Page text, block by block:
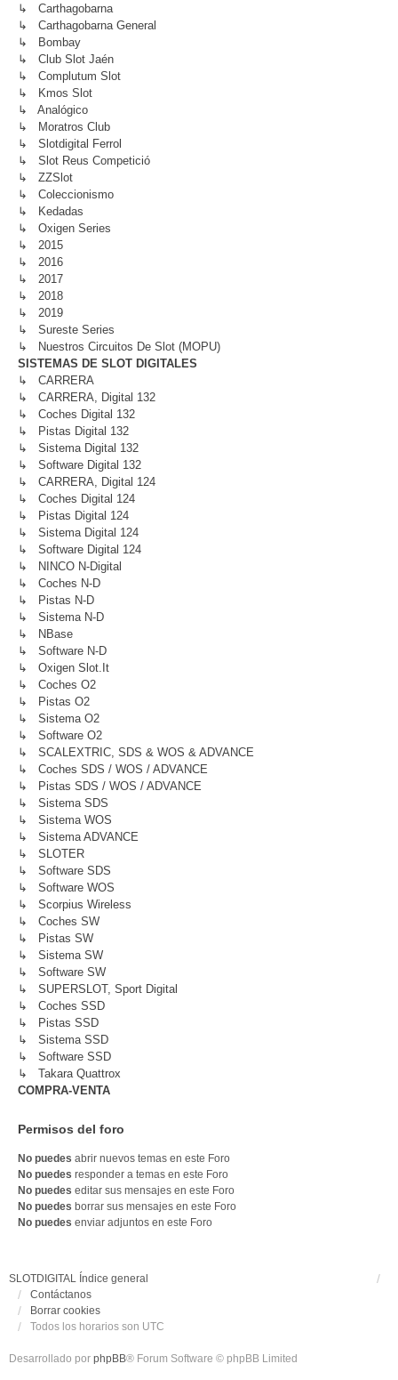
↳ Carthagobarna
↳ Carthagobarna General
↳ Bombay
↳ Club Slot Jaén
↳ Complutum Slot
↳ Kmos Slot
↳ Analógico
↳ Moratros Club
↳ Slotdigital Ferrol
↳ Slot Reus Competició
↳ ZZSlot
↳ Coleccionismo
↳ Kedadas
↳ Oxigen Series
↳ 2015
↳ 2016
↳ 2017
↳ 2018
↳ 2019
↳ Sureste Series
↳ Nuestros Circuitos De Slot (MOPU)
SISTEMAS DE SLOT DIGITALES
↳ CARRERA
↳ CARRERA, Digital 132
↳ Coches Digital 132
↳ Pistas Digital 132
↳ Sistema Digital 132
↳ Software Digital 132
↳ CARRERA, Digital 124
↳ Coches Digital 124
↳ Pistas Digital 124
↳ Sistema Digital 124
↳ Software Digital 124
↳ NINCO N-Digital
↳ Coches N-D
↳ Pistas N-D
↳ Sistema N-D
↳ NBase
↳ Software N-D
↳ Oxigen Slot.it
↳ Coches O2
↳ Pistas O2
↳ Sistema O2
↳ Software O2
↳ SCALEXTRIC, SDS & WOS & ADVANCE
↳ Coches SDS / WOS / ADVANCE
↳ Pistas SDS / WOS / ADVANCE
↳ Sistema SDS
↳ Sistema WOS
↳ Sistema ADVANCE
↳ SLOTER
↳ Software SDS
↳ Software WOS
↳ Scorpius Wireless
↳ Coches SW
↳ Pistas SW
↳ Sistema SW
↳ Software SW
↳ SUPERSLOT, Sport Digital
↳ Coches SSD
↳ Pistas SSD
↳ Sistema SSD
↳ Software SSD
↳ Takara Quattrox
COMPRA-VENTA
Permisos del foro
No puedes abrir nuevos temas en este Foro
No puedes responder a temas en este Foro
No puedes editar sus mensajes en este Foro
No puedes borrar sus mensajes en este Foro
No puedes enviar adjuntos en este Foro
SLOTDIGITAL Índice general
Contáctanos
Borrar cookies
Todos los horarios son UTC
Desarrollado por phpBB® Forum Software © phpBB Limited